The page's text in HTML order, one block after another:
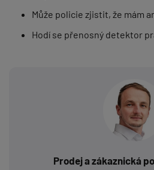
Může policie zjistit, že mám
Hodí se přenosný detektor
Prodej a zákaznická